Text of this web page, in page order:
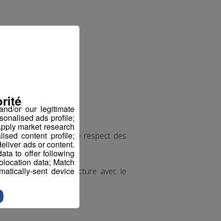
la gestion dans le respect des
de la structure avec le
or our legitimate
ads profile;
market research
content profile;
ads or content.
to offer following
data; Match
sent device